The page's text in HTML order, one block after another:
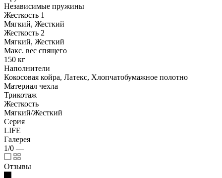
Независимые пружины
Жесткость 1
Мягкий, Жесткий
Жесткость 2
Мягкий, Жесткий
Макс. вес спящего
150 кг
Наполнители
Кокосовая койра, Латекс, Хлопчатобумажное полотно
Материал чехла
Трикотаж
Жесткость
Мягкий/Жесткий
Серия
LIFE
Галерея
1/0 —
Отзывы